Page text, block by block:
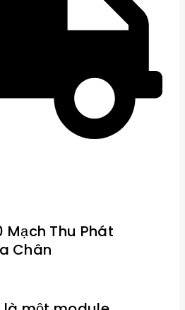
Thu Phát
Chân